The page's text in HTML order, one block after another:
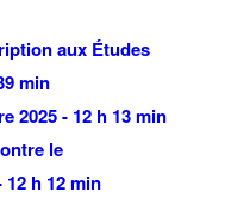
aux Études
min
2025 - 12 h 13 min
le
12 h 12 min